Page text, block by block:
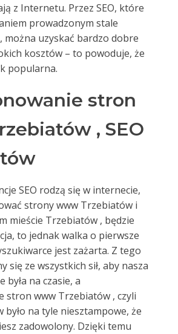
z Internetu. Przez SEO, które
prowadzonym stale
można uzyskać bardzo dobre
kosztów – to powoduje, że
popularna.
stron
, SEO
SEO rodzą się w internecie,
strony www Trzebiatów i
mieście Trzebiatów , będzie
to jednak walka o pierwsze
jest zażarta. Z tego
się ze wszystkich sił, aby nasza
była na czasie, a
stron www Trzebiatów , czyli
było na tyle niesztampowe, że
zadowolony. Dzięki temu